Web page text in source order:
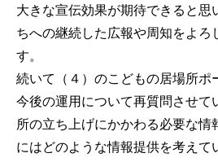
大きな宣伝効果が期待できると思
ちへの継続した広報や周知をよろ
す。
続いて（４）のこどもの居場所ポ
今後の運用について再質問させて
所の立ち上げにかかわる必要な情
にはどのような情報提供を考えて